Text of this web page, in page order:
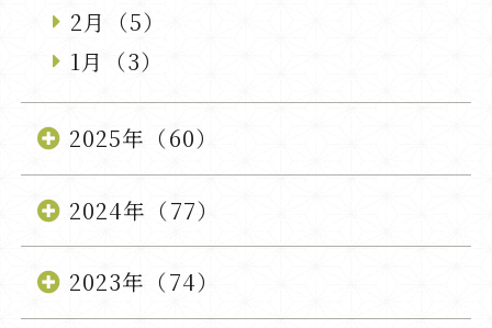
2月（5）
1月（3）
2025年（60）
2024年（77）
2023年（74）